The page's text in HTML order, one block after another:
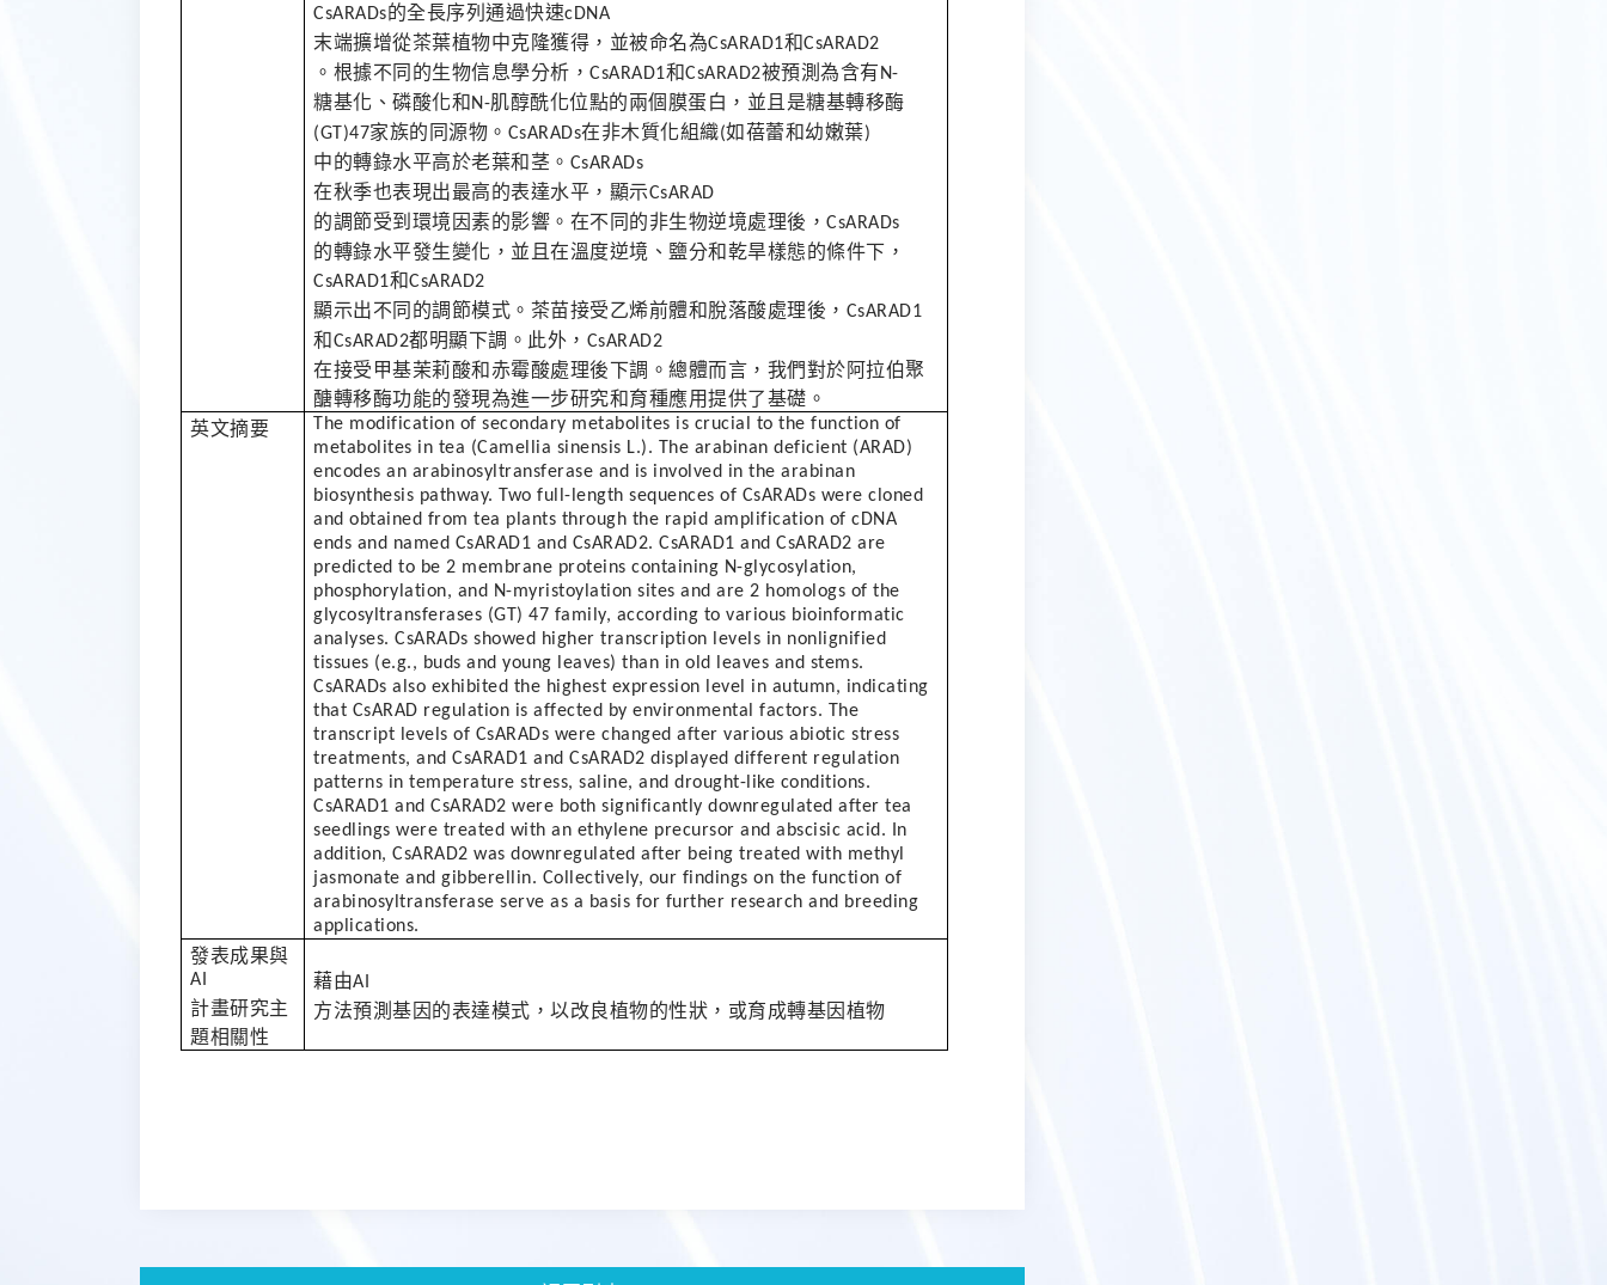
CsARADs的全長序列通過快速cDNA
末端擴增從茶葉植物中克隆獲得，並被命名為CsARAD1和CsARAD2
。根據不同的生物信息學分析，CsARAD1和CsARAD2被預測為含有 N-
糖基化、磷酸化和 N-肌醇酰化位點的兩個膜蛋白，並且是糖基轉移酶
(GT)47家族的同源物。 CsARADs在非木質化組織(如蓓蕾和幼嫩葉)
中的轉錄水平高於老葉和茎。 CsARADs
在秋季也表現出最高的表達水平，顯示CsARAD
的調節受到環境因素的影響。在不同的非生物逆境處理後，CsARADs
的轉錄水平發生變化，並且在溫度逆境、鹽分和乾旱樣態的條件下，
CsARAD1和CsARAD2
顯示出不同的調節模式。茶苗接受乙烯前體和脫落酸處理後， CsARAD1
和CsARAD2都明顯下調。此外， CsARAD2
在接受甲基茉莉酸和赤霉酸處理後下調。總體而言，我們對於阿拉伯聚
醣轉移酶功能的發現為進一步研究和育種應用提供了基礎。
英文摘要
The modification of secondary metabolites is crucial to the function of
metabolites in tea (Camellia sinensis L.). The arabinan deficient (ARAD)
encodes an arabinosyltransferase and is involved in the arabinan
biosynthesis pathway. Two full-length sequences of CsARADs were cloned
and obtained from tea plants through the rapid amplification of cDNA
ends and named CsARAD1 and CsARAD2. CsARAD1 and CsARAD2 are
predicted to be 2 membrane proteins containing N-glycosylation,
phosphorylation, and N-myristoylation sites and are 2 homologs of the
glycosyltransferases (GT) 47 family, according to various bioinformatic
analyses. CsARADs showed higher transcription levels in nonlignified
tissues (e.g., buds and young leaves) than in old leaves and stems.
CsARADs also exhibited the highest expression level in autumn, indicating
that CsARAD regulation is affected by environmental factors. The
transcript levels of CsARADs were changed after various abiotic stress
treatments, and CsARAD1 and CsARAD2 displayed different regulation
patterns in temperature stress, saline, and drought-like conditions.
CsARAD1 and CsARAD2 were both significantly downregulated after tea
seedlings were treated with an ethylene precursor and abscisic acid. In
addition, CsARAD2 was downregulated after being treated with methyl
jasmonate and gibberellin. Collectively, our findings on the function of
arabinosyltransferase serve as a basis for further research and breeding
applications.
發表成果與
AI
計畫研究主
題相關性
藉由AI
方法預測基因的表達模式，以改良植物的性狀，或育成轉基因植物